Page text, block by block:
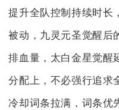
提升全队控制持续时长
被动，九灵元圣觉醒后
排血量，太白金星觉醒
分配上，不必强行追求
冷却词条拉满，词条优